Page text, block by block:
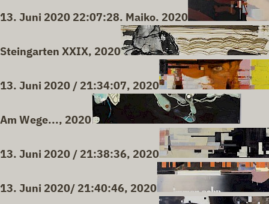
13. Juni 2020 22:07:28. Maiko. 2020
Steingarten XXIX, 2020
13. Juni 2020 / 21:34:07, 2020
Am Wege..., 2020
13. Juni 2020 / 21:38:36, 2020
13. Juni 2020/ 21:40:46, 2020